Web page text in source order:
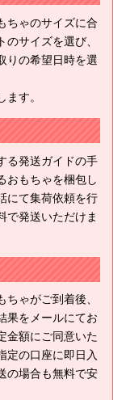
ちゃのサイズに合
のサイズを選び、
りの希望日時を選
ます。
る発送ガイドの手
おもちゃを梱包し
にて集荷依頼を行
で発送いただけま
ちゃがご到着後、
果をメールにてお
金額にご同意いた
定の口座に即日入
の場合も無料で安